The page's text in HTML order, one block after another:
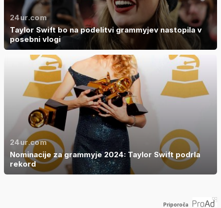
24ur.com
Taylor Swift bo na podelitvi grammyjev nastopila v
posebni vlogi
24ur.com
Nominacije za grammyje 2024: Taylor Swift podrla
rekord
Priporoča